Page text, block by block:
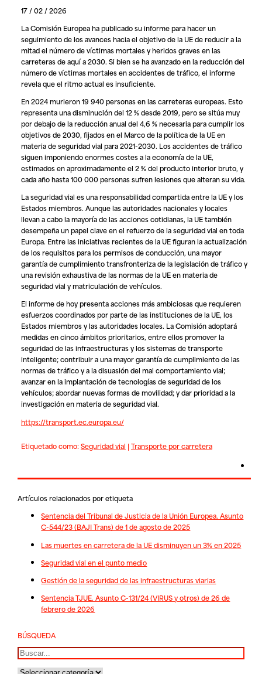
17 / 02 / 2026
La Comisión Europea ha publicado su informe para hacer un
seguimiento de los avances hacia el objetivo de la UE de reducir a la
mitad el número de víctimas mortales y heridos graves en las
carreteras de aquí a 2030. Si bien se ha avanzado en la reducción del
número de víctimas mortales en accidentes de tráfico, el informe
revela que el ritmo actual es insuficiente.
En 2024 murieron 19 940 personas en las carreteras europeas. Esto
representa una disminución del 12 % desde 2019, pero se sitúa muy
por debajo de la reducción anual del 4,6 % necesaria para cumplir los
objetivos de 2030, fijados en el Marco de la política de la UE en
materia de seguridad vial para 2021-2030. Los accidentes de tráfico
siguen imponiendo enormes costes a la economía de la UE,
estimados en aproximadamente el 2 % del producto interior bruto, y
cada año hasta 100 000 personas sufren lesiones que alteran su vida.
La seguridad vial es una responsabilidad compartida entre la UE y los
Estados miembros. Aunque las autoridades nacionales y locales
llevan a cabo la mayoría de las acciones cotidianas, la UE también
desempeña un papel clave en el refuerzo de la seguridad vial en toda
Europa. Entre las iniciativas recientes de la UE figuran la actualización
de los requisitos para los permisos de conducción, una mayor
garantía de cumplimiento transfronteriza de la legislación de tráfico y
una revisión exhaustiva de las normas de la UE en materia de
seguridad vial y matriculación de vehículos.
El informe de hoy presenta acciones más ambiciosas que requieren
esfuerzos coordinados por parte de las instituciones de la UE, los
Estados miembros y las autoridades locales. La Comisión adoptará
medidas en cinco ámbitos prioritarios, entre ellos promover la
seguridad de las infraestructuras y los sistemas de transporte
inteligente; contribuir a una mayor garantía de cumplimiento de las
normas de tráfico y a la disuasión del mal comportamiento vial;
avanzar en la implantación de tecnologías de seguridad de los
vehículos; abordar nuevas formas de movilidad; y dar prioridad a la
investigación en materia de seguridad vial.
https://transport.ec.europa.eu/
Etiquetado como:Seguridad vial | Transporte por carretera
Artículos relacionados por etiqueta
Sentencia del Tribunal de Justicia de la Unión Europea. Asunto
C-544/23 (BAJI Trans) de 1 de agosto de 2025
Las muertes en carretera de la UE disminuyen un 3% en 2025
Seguridad vial en el punto medio
Gestión de la seguridad de las infraestructuras viarias
Sentencia TJUE. Asunto C-131/24 (VIRUS y otros) de 26 de
febrero de 2026
BÚSQUEDA
Buscar